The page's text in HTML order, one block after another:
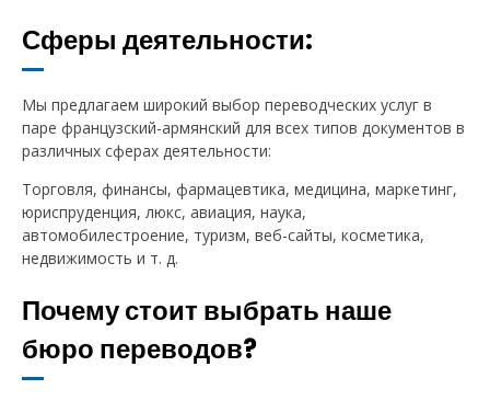
Сферы деятельности:
Мы предлагаем широкий выбор переводческих услуг в
паре французский-армянский для всех типов документов в
различных сферах деятельности:
Торговля, финансы, фармацевтика, медицина, маркетинг,
юриспруденция, люкс, авиация, наука,
автомобилестроение, туризм, веб-сайты, косметика,
недвижимость и т. д.
Почему стоит выбрать наше
бюро переводов?